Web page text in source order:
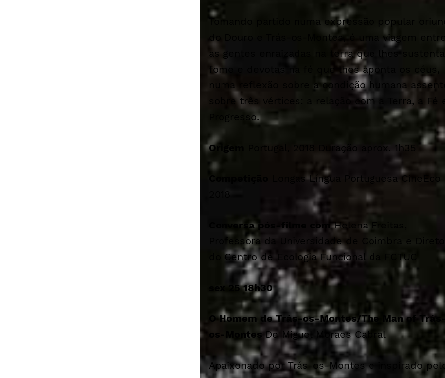
Tomando partido numa expressão popular
do Douro e Trás-os-Montes, é uma viagem entre
as gentes enraizadas na terra que lhes sustenta
fome e devotas na fé que lhes aponta os céus,
numa reflexão sobre a condição humana assente
sobre três vértices: a relação com a Terra, a Fé
Progresso.
Origem Portugal, 2018 Duração aprox. 1h35
Longas Língua Portuguesa CineEco
2018
Conversa pós-filme comHelena Freitas,
Professora da Universidade de Coimbra e
do Centro de Ecologia Funcional da FCTUC
sex 25 18h30
O Homem de Trás-os-Montes/The Man of Trás-
os-MontesDe Miguel Moraes Cabral
Apaixonado por Trás-os-Montes e inspirado